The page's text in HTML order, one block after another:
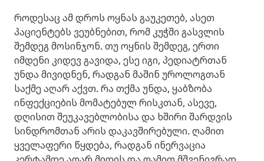
როდესაც ამ დროს ოყნას გაუკეთებ, ასეთ
პაციენტებს ვეუბნებით, რომ კუჭში გასვლის
შემდეგ მოსინჯონ. თუ ოყნის შემდეგ, ერთი
იმდენი კიდევ გავიდა, ესე იგი, პედიატრთან
უნდა მივიდნენ, რადგან მაშინ უროლოგთან
საქმე აღარ აქვთ. რა თქმა უნდა, ყაბზობა
ინფექციების მომატებულ რისკთან, ასევე,
დღისით შეუკავებლობისა და ხშირი შარდვის
სინდრომთან არის დაკავშირებული. ღამით
ყველაფერი წყდება, რადგან ინერვაცია